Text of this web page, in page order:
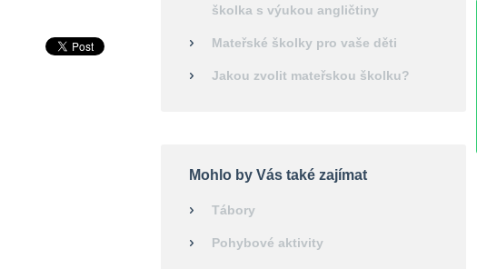
školka s výukou angličtiny
Mateřské školky pro vaše děti
Jakou zvolit mateřskou školku?
Mohlo by Vás také zajímat
Tábory
Pohybové aktivity